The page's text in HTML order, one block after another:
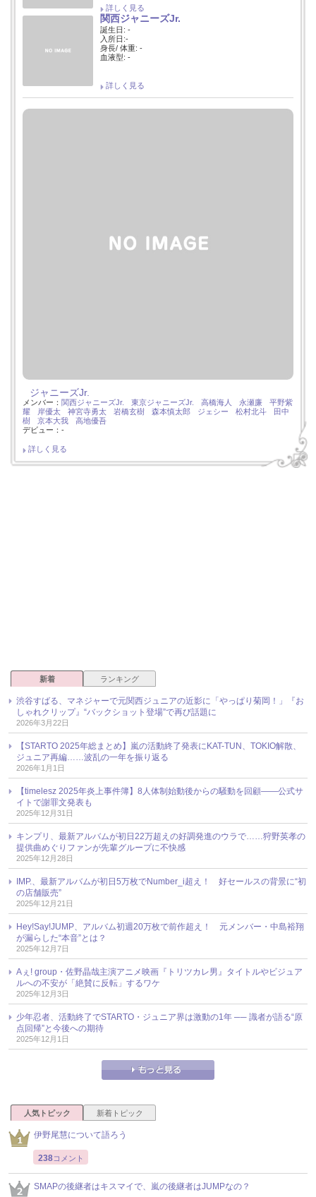
詳しく見る
関西ジャニーズJr.
誕生日: -
入所日:-
身長/ 体重: -
血液型: -
詳しく見る
ジャニーズJr.
メンバー： 関西ジャニーズJr. 東京ジャニーズJr. 高橋海人 永瀬廉
平野紫
耀
岸優太 神宮寺勇太 岩橋玄樹 森本慎太郎 ジェシー 松村北斗
田中
樹
京本大我
高地優吾
デビュー：-
詳しく見る
新着 ランキング
渋谷すばる、マネジャーで元関西ジュニアの近影に「やっぱり菊岡！」『お
しゃれクリップ』“バックショット登場”で再び話題に
2026年3月22日
【STARTO 2025年総まとめ】嵐の活動終了発表にKAT-TUN、TOKIO解散、
ジュニア再編……波乱の一年を振り返る
2026年1月1日
【timelesz 2025年炎上事件簿】8人体制始動後からの騒動を回顧――公式サ
イトで謝罪文発表も
2025年12月31日
キンプリ、最新アルバムが初日22万超えの好調発進のウラで……狩野英孝の
提供曲めぐりファンが先輩グループに不快感
2025年12月28日
IMP.、最新アルバムが初日5万枚でNumber_i超え！ 好セールスの背景に“初
の店舗販売”
2025年12月21日
Hey!Say!JUMP、アルバム初週20万枚で前作超え！ 元メンバー・中島裕翔
が漏らした“本音”とは？
2025年12月7日
Aぇ! group・佐野晶哉主演アニメ映画『トリツカレ男』タイトルやビジュア
ルへの不安が「絶賛に反転」するワケ
2025年12月3日
少年忍者、活動終了でSTARTO・ジュニア界は激動の1年 ── 識者が語る“原
点回帰”と今後への期待
2025年12月1日
人気トピック 新着トピック
伊野尾慧について語ろう
238コメント
SMAPの後継者はキスマイで、嵐の後継者はJUMPなの？